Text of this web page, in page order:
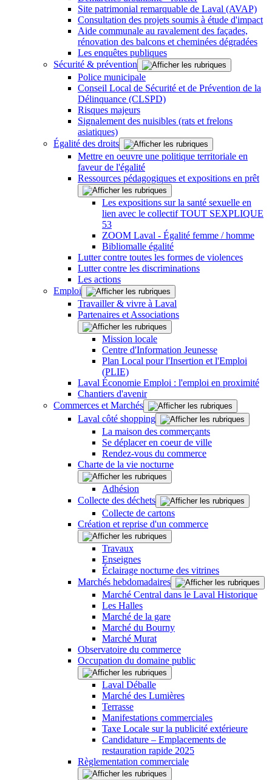
Site patrimonial remarquable de Laval (AVAP)
Consultation des projets soumis à étude d'impact
Aide communale au ravalement des façades,
rénovation des balcons et cheminées dégradées
Les enquêtes publiques
Sécurité & prévention
Police municipale
Conseil Local de Sécurité et de Prévention de la
Délinquance (CLSPD)
Risques majeurs
Signalement des nuisibles (rats et frelons
asiatiques)
Égalité des droits
Mettre en oeuvre une politique territoriale en
faveur de l'égalité
Ressources pédagogiques et expositions en prêt
Les expositions sur la santé sexuelle en
lien avec le collectif TOUT SEXPLIQUE
53
ZOOM Laval - Égalité femme / homme
Bibliomalle égalité
Lutter contre toutes les formes de violences
Lutter contre les discriminations
Les actions
Emploi
Travailler & vivre à Laval
Partenaires et Associations
Mission locale
Centre d'Information Jeunesse
Plan Local pour l'Insertion et l'Emploi
(PLIE)
Laval Économie Emploi : l'emploi en proximité
Chantiers d'avenir
Commerces et Marchés
Laval côté shopping
La maison des commerçants
Se déplacer en coeur de ville
Rendez-vous du commerce
Charte de la vie nocturne
Adhésion
Collecte des déchets
Collecte de cartons
Création et reprise d'un commerce
Travaux
Enseignes
Éclairage nocturne des vitrines
Marchés hebdomadaires
Marché Central dans le Laval Historique
Les Halles
Marché de la gare
Marché du Bourny
Marché Murat
Observatoire du commerce
Occupation du domaine public
Laval Déballe
Marché des Lumières
Terrasse
Manifestations commerciales
Taxe Locale sur la publicité extérieure
Candidature – Emplacements de
restauration rapide 2025
Règlementation commerciale